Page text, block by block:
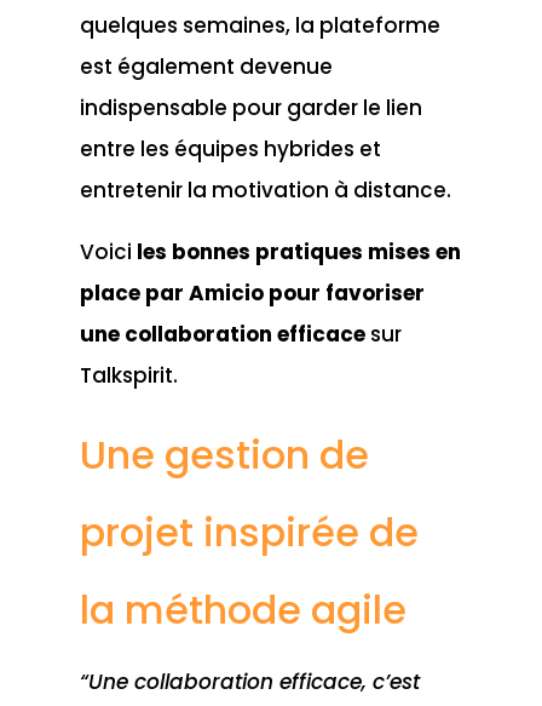
quelques semaines, la plateforme
est également devenue
indispensable pour garder le lien
entre les équipes hybrides et
entretenir la motivation à distance.
Voici les bonnes pratiques mises en
place par Amicio pour favoriser
une collaboration efficacesur
Talkspirit.
Une gestion de
projet inspirée de
la méthode agile
“Une collaboration efficace, c’est